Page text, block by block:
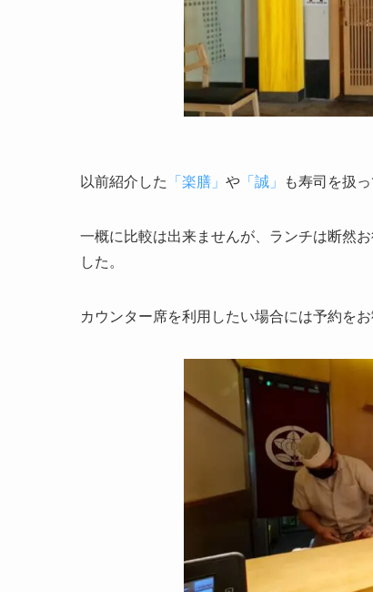
以前紹介した 「楽膳」 や 「誠」 も寿司を扱
一概に比較は出来ませんが、ランチは断然
した。
カウンター席を利用したい場合には予約を